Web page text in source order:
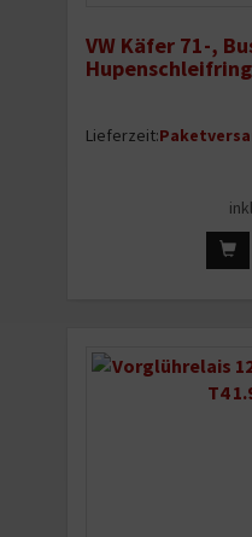
VW Käfer 71-,
Lieferzeit: